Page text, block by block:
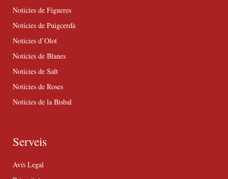
Notícies de Figueres
Notícies de Puigcerdà
Notícies d’Olot
Notícies de Blanes
Notícies de Salt
Notícies de Roses
Notícies de la Bisbal
Serveis
Avís Legal